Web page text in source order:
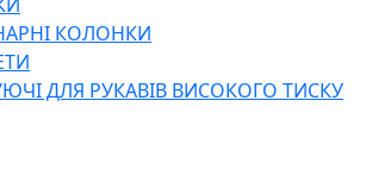
КОЛОНКИ
ДЛЯ РУКАВІВ ВИСОКОГО ТИСКУ